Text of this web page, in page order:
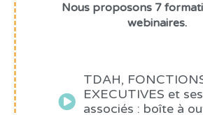
Nous proposons 7
webinaires.
TDAH,
EXECUTIVES et
associés : boîte à